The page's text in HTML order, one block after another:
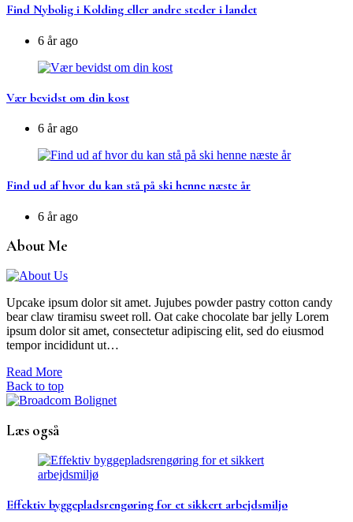
Find Nybolig i Kolding eller andre steder i landet
6 år ago
Vær bevidst om din kost
6 år ago
Find ud af hvor du kan stå på ski henne næste år
6 år ago
About Me
Upcake ipsum dolor sit amet. Jujubes powder pastry cotton candy
bear claw tiramisu sweet roll. Oat cake chocolate bar jelly Lorem
ipsum dolor sit amet, consectetur adipiscing elit, sed do eiusmod
tempor incididunt ut…
Read More
Back to top
Læs også
Effektiv byggepladsrengøring for et sikkert arbejdsmiljø